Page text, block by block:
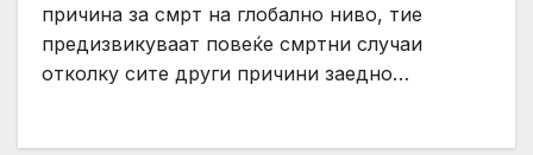
причина за смрт на глобално ниво, тие
предизвикуваат повеќе смртни случаи
отколку сите други причини заедно…